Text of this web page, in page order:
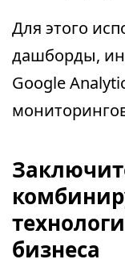
Для этого
дашборды,
Google
бизнеса